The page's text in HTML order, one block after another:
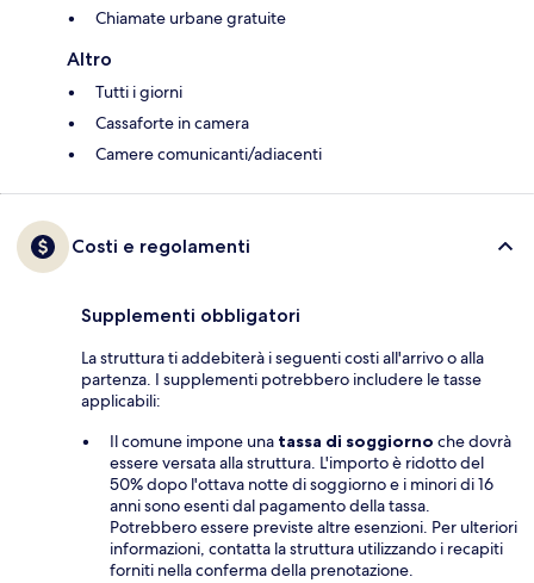
Chiamate urbane gratuite
Altro
Tutti i giorni
Cassaforte in camera
Camere comunicanti/adiacenti
Costi e regolamenti
Supplementi obbligatori
La struttura ti addebiterà i seguenti costi all'arrivo o alla
partenza. I supplementi potrebbero includere le tasse
applicabili:
Il comune impone una tassa di soggiorno che dovrà
essere versata alla struttura. L'importo è ridotto del
50% dopo l'ottava notte di soggiorno e i minori di 16
anni sono esenti dal pagamento della tassa.
Potrebbero essere previste altre esenzioni. Per ulteriori
informazioni, contatta la struttura utilizzando i recapiti
forniti nella conferma della prenotazione.